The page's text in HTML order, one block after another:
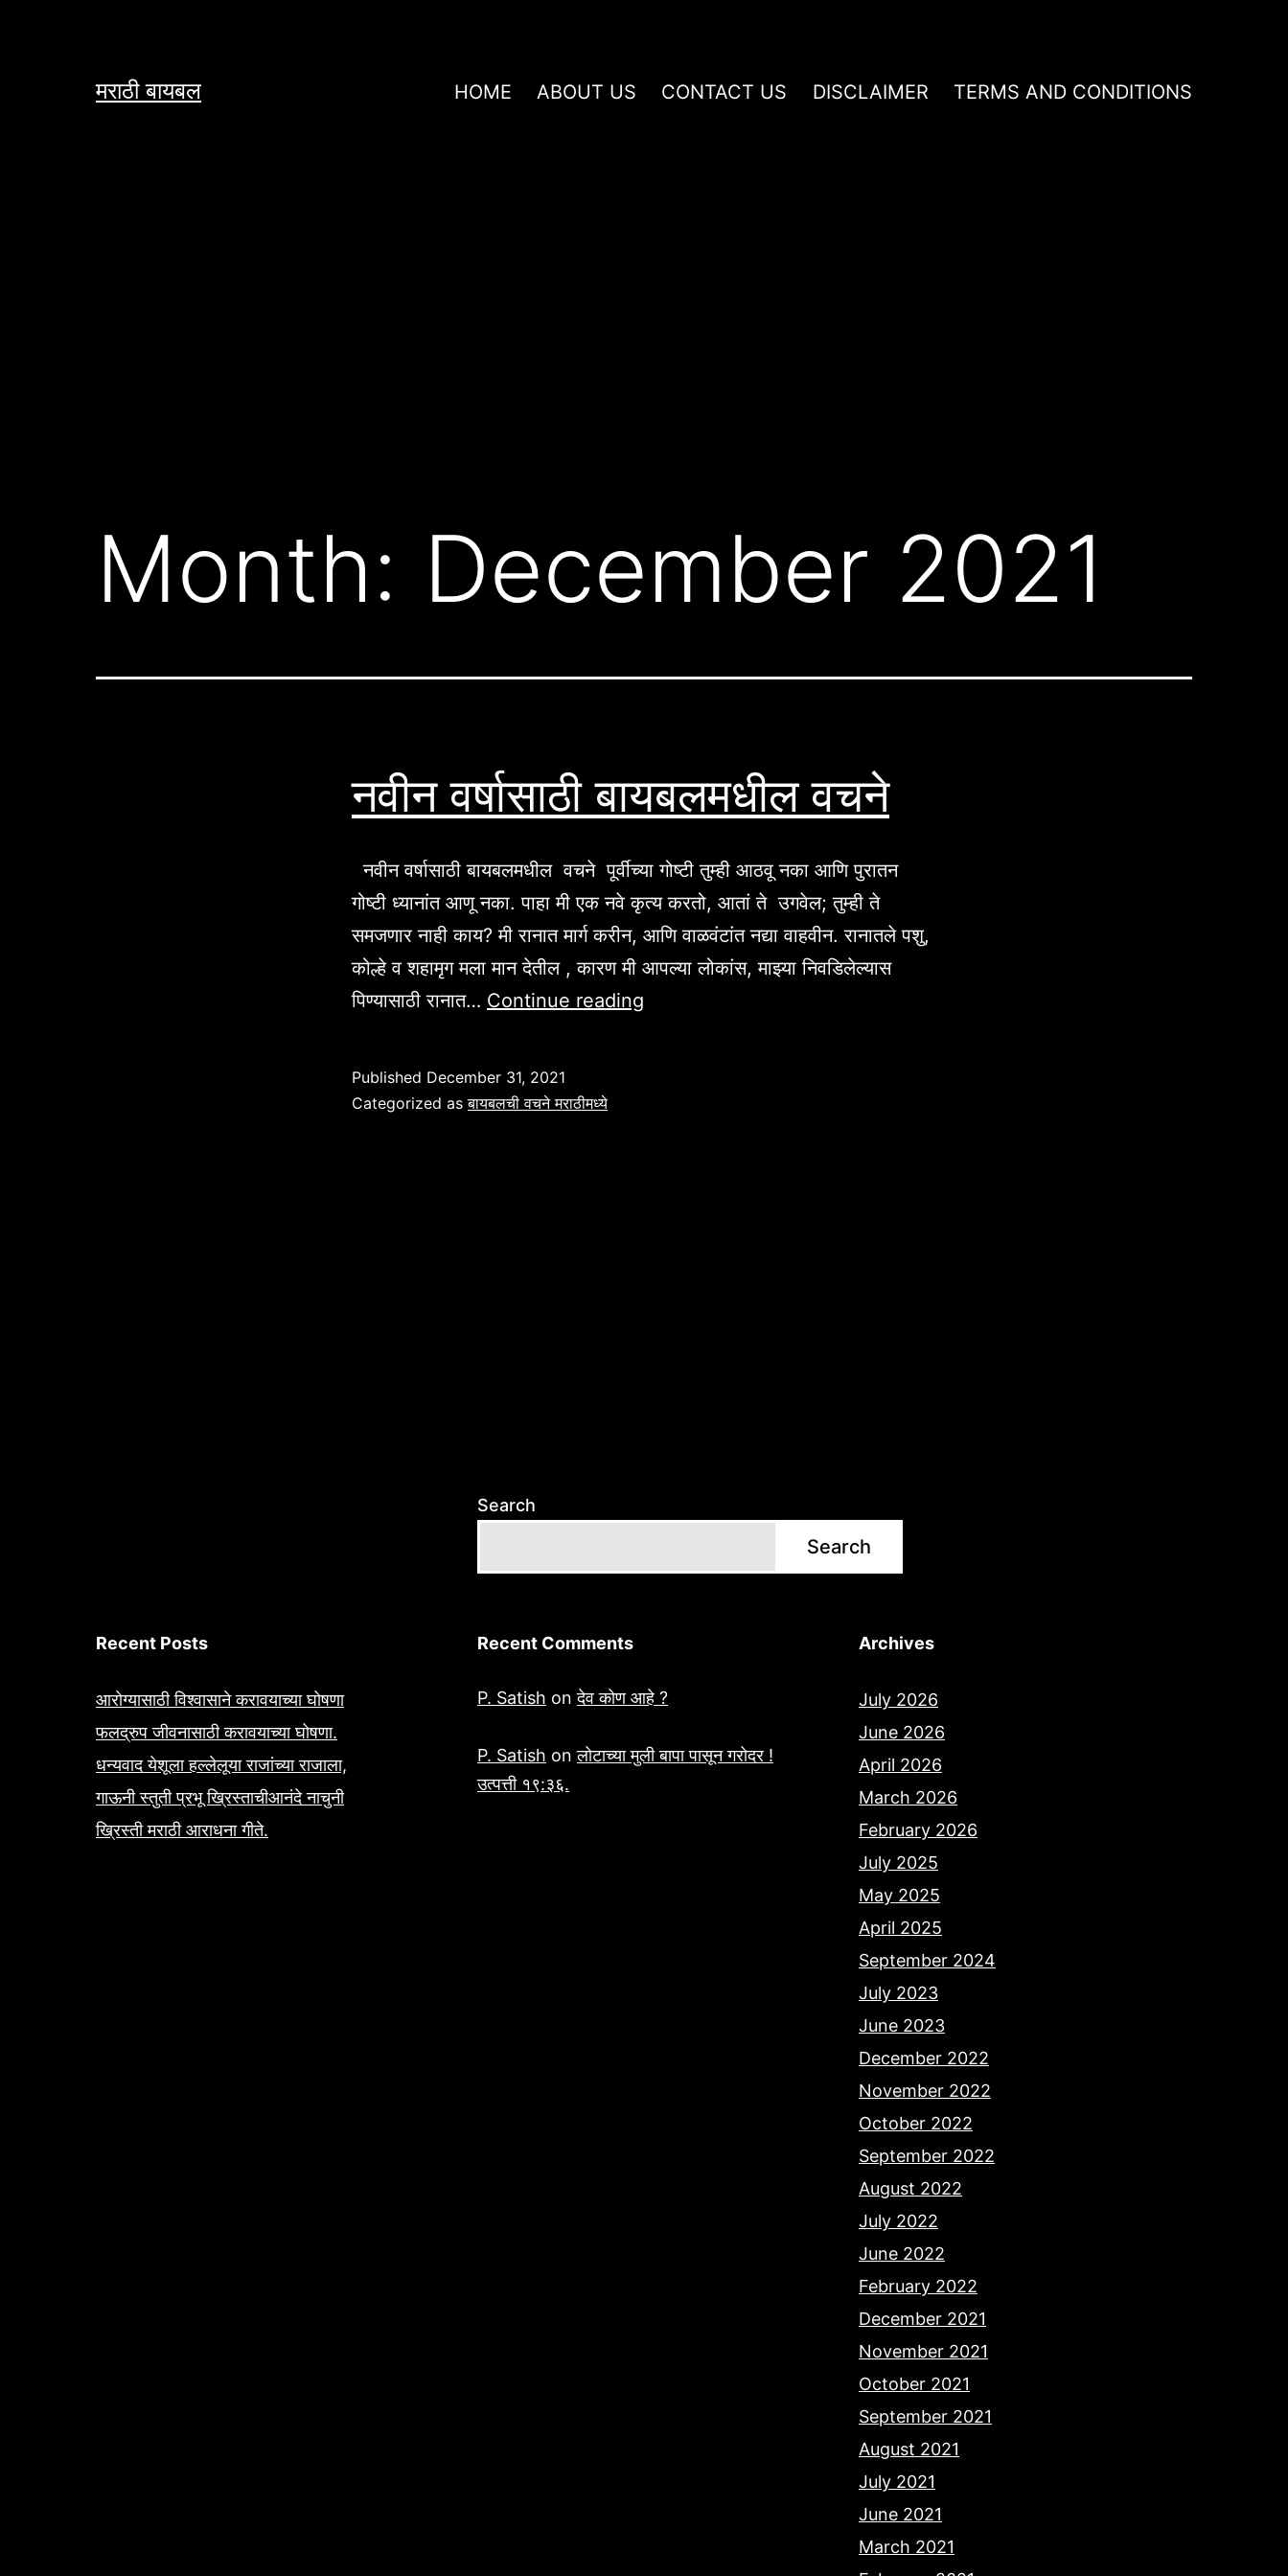
मराठी बायबल HOME ABOUT US CONTACT US DISCLAIMER TERMS AND CONDITIONS
Month: December 2021
नवीन वर्षासाठी बायबलमधील वचने
नवीन वर्षासाठी बायबलमधील वचने पूर्वीच्या गोष्टी तुम्ही आठवू नका आणि पुरातन
गोष्टी ध्यानांत आणू नका. पाहा मी एक नवे कृत्य करतो, आतां ते उगवेल; तुम्ही ते
समजणार नाही काय? मी रानात मार्ग करीन, आणि वाळवंटांत नद्या वाहवीन. रानातले पशु,
कोल्हे व शहामृग मला मान देतील , कारण मी आपल्या लोकांस, माझ्या निवडिलेल्यास
पिण्यासाठी रानात… Continue reading
Published December 31, 2021
Categorized asबायबलची वचने मराठीमध्ये
Search
Search
Recent Posts
आरोग्यासाठी विश्वासाने करावयाच्या घोषणा
फलद्रुप जीवनासाठी करावयाच्या घोषणा.
धन्यवाद येशूला हल्लेलूया राजांच्या राजाला,
गाऊनी स्तुती प्रभू ख्रिस्ताचीआनंदे नाचुनी
ख्रिस्ती मराठी आराधना गीते.
Recent Comments
P. Satish onदेव कोण आहे ?
P. Satish onलोटाच्या मुली बापा पासून गरोदर !
उत्पत्ती १९:३६.
Archives
July 2026
June 2026
April 2026
March 2026
February 2026
July 2025
May 2025
April 2025
September 2024
July 2023
June 2023
December 2022
November 2022
October 2022
September 2022
August 2022
July 2022
June 2022
February 2022
December 2021
November 2021
October 2021
September 2021
August 2021
July 2021
June 2021
March 2021